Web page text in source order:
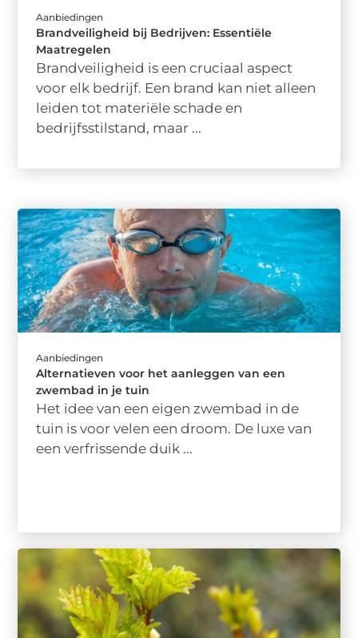
Aanbiedingen
Brandveiligheid bij Bedrijven: Essentiële
Maatregelen
Brandveiligheid is een cruciaal aspect
voor elk bedrijf. Een brand kan niet alleen
leiden tot materiële schade en
bedrijfsstilstand, maar ...
Aanbiedingen
Alternatieven voor het aanleggen van een
zwembad in je tuin
Het idee van een eigen zwembad in de
tuin is voor velen een droom. De luxe van
een verfrissende duik ...